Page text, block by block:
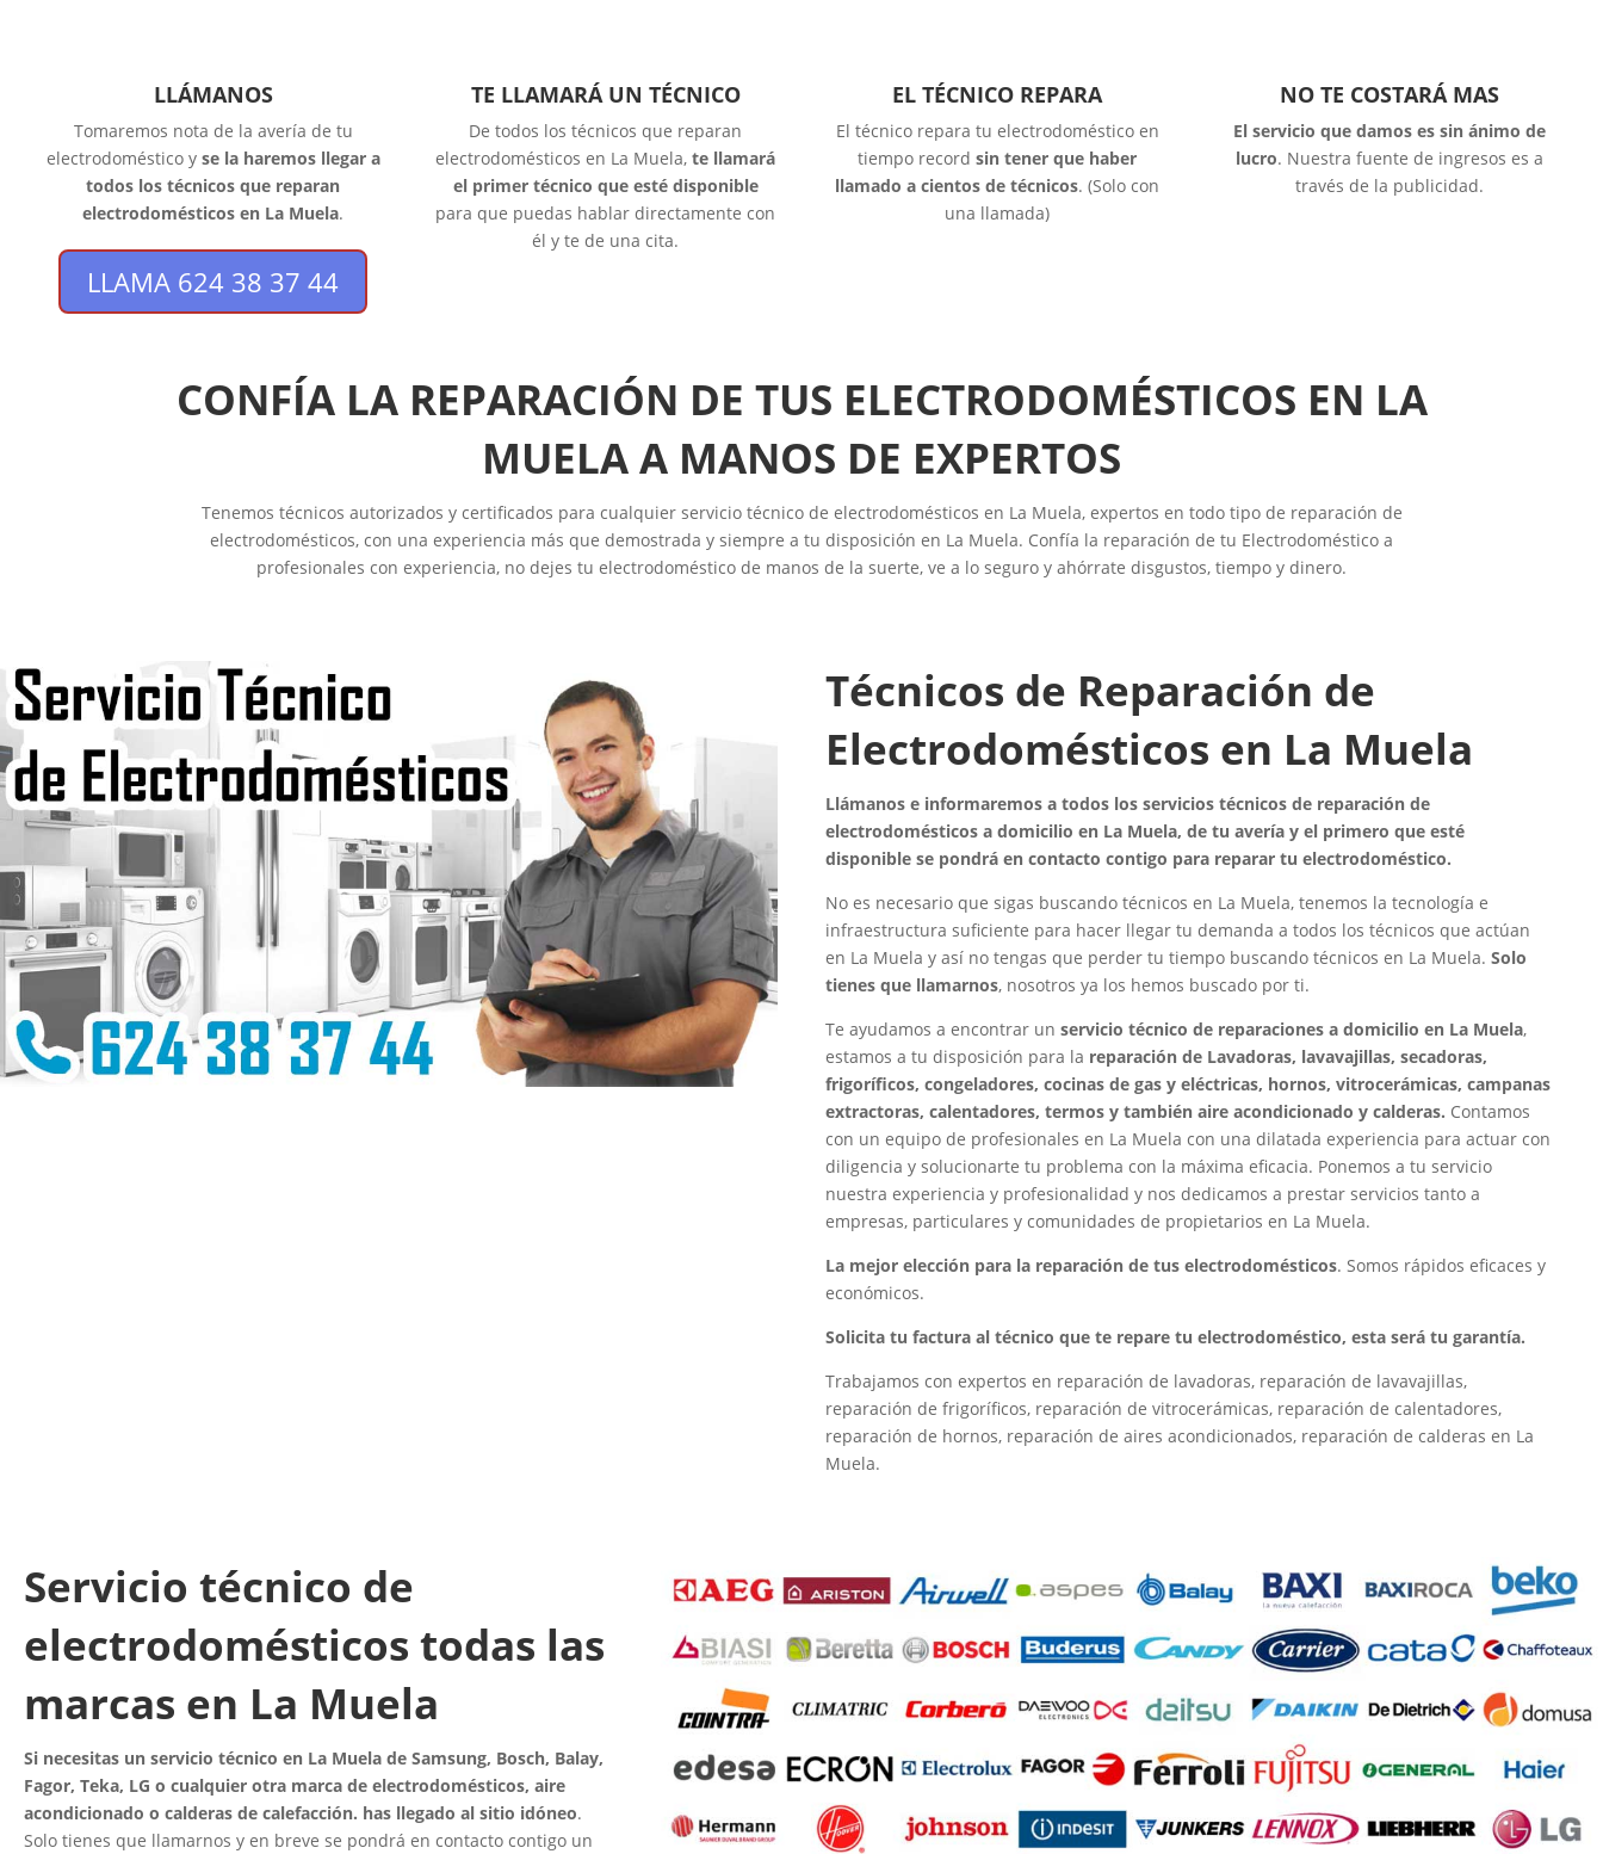
LLÁMANOS
Tomaremos nota de la avería de tu
electrodoméstico y se la haremos llegar a
todos los técnicos que reparan
electrodomésticos en La Muela.
LLAMA 624 38 37 44
TE LLAMARÁ UN TÉCNICO
De todos los técnicos que reparan
electrodomésticos en La Muela,te llamará
el primer técnico que esté disponible
para que puedas hablar directamente con
él y te de una cita.
EL TÉCNICO REPARA
El técnico repara tu electrodoméstico en
tiempo recordsin tener que haber
llamado a cientos de técnicos. (Solo con
una llamada)
NO TE COSTARÁ MAS
El servicio que damos es sin ánimo de
lucro. Nuestra fuente de ingresos es a
través de la publicidad.
CONFÍA LA REPARACIÓN DE TUS ELECTRODOMÉSTICOS EN LA
MUELA A MANOS DE EXPERTOS
Tenemos técnicos autorizados y certificados para cualquier servicio técnico de electrodomésticos en La Muela, expertos en todo tipo de reparación de
electrodomésticos, con una experiencia más que demostrada y siempre a tu disposición en La Muela. Confía la reparación de tu Electrodoméstico a
profesionales con experiencia, no dejes tu electrodoméstico de manos de la suerte, ve a lo seguro y ahórrate disgustos, tiempo y dinero.
Técnicos de Reparación de
Electrodomésticos en La Muela
Llámanos e informaremos a todos los servicios técnicos de reparación de
electrodomésticos a domicilio en La Muela, de tu avería y el primero que esté
disponible se pondrá en contacto contigo para reparar tu electrodoméstico.
No es necesario que sigas buscando técnicos en La Muela, tenemos la tecnología e
infraestructura suficiente para hacer llegar tu demanda a todos los técnicos que actúan
en La Muela y así no tengas que perder tu tiempo buscando técnicos en La Muela.Solo
tienes que llamarnos, nosotros ya los hemos buscado por ti.
Te ayudamos a encontrar unservicio técnico de reparaciones a domicilio en La Muela,
estamos a tu disposición para la reparación de Lavadoras, lavavajillas, secadoras,
frigoríficos, congeladores, cocinas de gas y eléctricas, hornos, vitrocerámicas, campanas
extractoras, calentadores, termos y también aire acondicionado y calderas. Contamos
con un equipo de profesionales en La Muela con una dilatada experiencia para actuar con
diligencia y solucionarte tu problema con la máxima eficacia. Ponemos a tu servicio
nuestra experiencia y profesionalidad y nos dedicamos a prestar servicios tanto a
empresas, particulares y comunidades de propietarios en La Muela.
La mejor elección para la reparación de tus electrodomésticos. Somos rápidos eficaces y
económicos.
Solicita tu factura al técnico que te repare tu electrodoméstico, esta será tu garantía.
Trabajamos con expertos en reparación de lavadoras, reparación de lavavajillas,
reparación de frigoríficos, reparación de vitrocerámicas, reparación de calentadores,
reparación de hornos, reparación de aires acondicionados, reparación de calderas en La
Muela.
Servicio técnico de
electrodomésticos todas las
marcas en La Muela
Si necesitas un servicio técnico en La Muela de Samsung, Bosch, Balay,
Fagor, Teka, LG o cualquier otra marca de electrodomésticos, aire
acondicionado o calderas de calefacción. has llegado al sitio idóneo.
Solo tienes que llamarnos y en breve se pondrá en contacto contigo un